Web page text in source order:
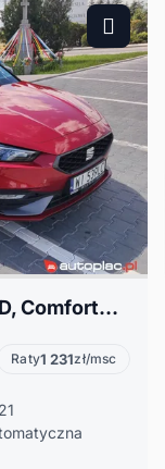
Seat Leon IV 1.5 Full LED, Comfort+ faktura VAT, Salon PL, ASO
Raty1 231zł/msc